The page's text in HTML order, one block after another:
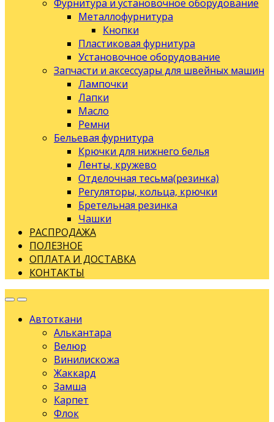
Фурнитура и установочное оборудование
Металлофурнитура
Кнопки
Пластиковая фурнитура
Установочное оборудование
Запчасти и аксессуары для швейных машин
Лампочки
Лапки
Масло
Ремни
Бельевая фурнитура
Крючки для нижнего белья
Ленты, кружево
Отделочная тесьма(резинка)
Регуляторы, кольца, крючки
Бретельная резинка
Чашки
РАСПРОДАЖА
ПОЛЕЗНОЕ
ОПЛАТА И ДОСТАВКА
КОНТАКТЫ
Автоткани
Алькантара
Велюр
Винилискожа
Жаккард
Замша
Карпет
Флок